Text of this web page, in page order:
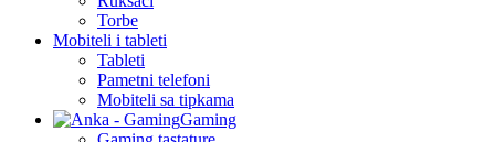
Torbe
Mobiteli i tableti
Tableti
Pametni telefoni
Mobiteli sa tipkama
Gaming